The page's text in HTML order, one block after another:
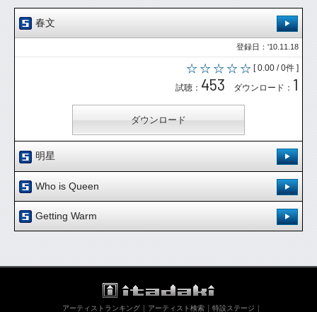
春文
登録日：'10.11.18
[ 0.00 / 0件 ]
試聴： 453 ダウンロード： 1
ダウンロード
明星
登録日：'10.11.18
[ 0.00 / 0件 ]
ダウンロード：1
Who is Queen
登録日：'10.11.18
[ 0.00 / 0件 ]
ダウンロード
Getting Warm
アーティストランキング アーティスト検索 特設ステージ